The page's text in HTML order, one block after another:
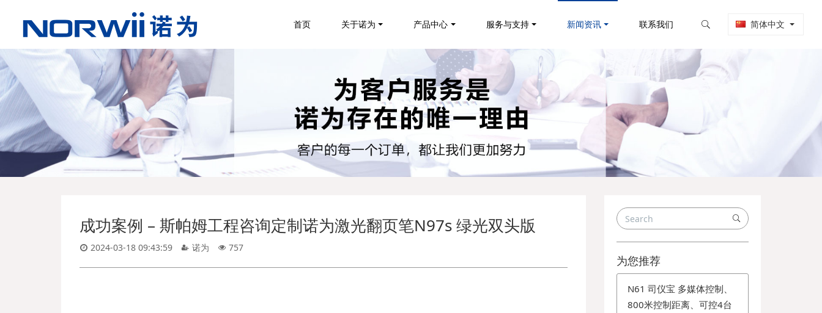
简体中文
首页 关于诺为 产品中心 服务与支持 新闻资讯 联系我们
成功案例 – 斯帕姆工程咨询定制诺为激光翻页笔N97s 绿光双头版
2024-03-18 09:43:59 诺为 757
为您推荐
N61 司仪宝 多媒体控制、
800米控制距离、可控4台